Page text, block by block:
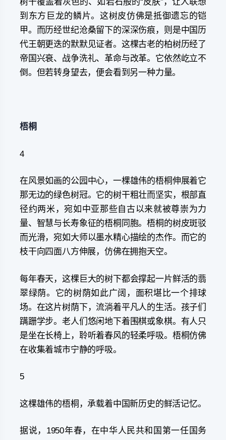
到东方巨龙的鳞片。这树皮仿佛是抵御遗忘的铠
甲。而历经世纪沧桑留下的深深伤痕，则是中国历
代王朝更迭的默默见证者。这棵古老的柏树历经了
帝国兴衰、战争洗礼、革命与改革。它依然屹立不
倒。但若转身望去，便会看到另一种力量。
梧桐
4
在风景如画的公园中心，一棵雄伟的梧桐伸展着它
那无边的绿色树冠。它的树干粗壮而坚实，根部直
径约两米，宛如中亚那些自古以来就被尊崇为力
量、智慧与长寿象征的梧桐同胞。梧桐的树皮斑驳
而光滑，宛如大师以墨水精心描绘的杰作。而它的
枝干向四面八方伸展，仿佛在拥抱天空。
每年春天，这棵巨大的树下都会撑起一片鲜活的翡
翠绿荫。它的树荫如此广阔，面积堪比一个排球
场。在这片树荫下，流淌着平凡人的生活。孩子们
蹒跚学步。老人们悠闲地下着围棋或象棋。有人只
是坐在长椅上，聆听着春风的轻柔呼吸。梧桐仿佛
在收集着城市宁静的呼吸。
5
这棵雄伟的梧桐，承载着中国新历史的鲜活记忆。
据说，1950年春，在中华人民共和国第一任国务